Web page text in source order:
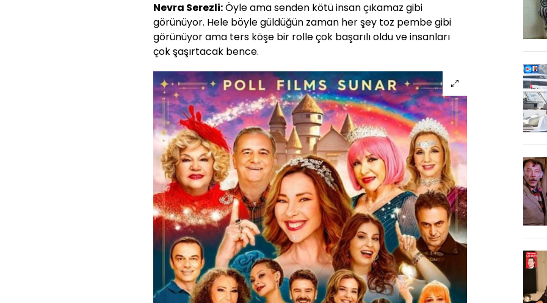
Nevra Serezli:Öyle ama senden kötü insan çıkamaz gibi
görünüyor. Hele böyle güldüğün zaman her şey toz pembe gibi
görünüyor ama ters köşe bir rolle çok başarılı oldu ve insanları
çok şaşırtacak bence.